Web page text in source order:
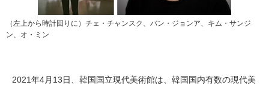
（左上から時計回りに）チェ・チャンスク、バン・ジョンア、キム・サンジ
ン、オ・ミン
2021年4月13日、韓国国立現代美術館は、韓国国内有数の現代美